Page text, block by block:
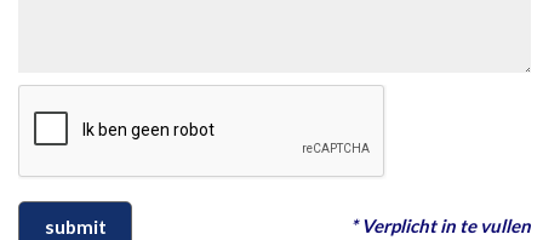
submit * Verplicht in te vullen